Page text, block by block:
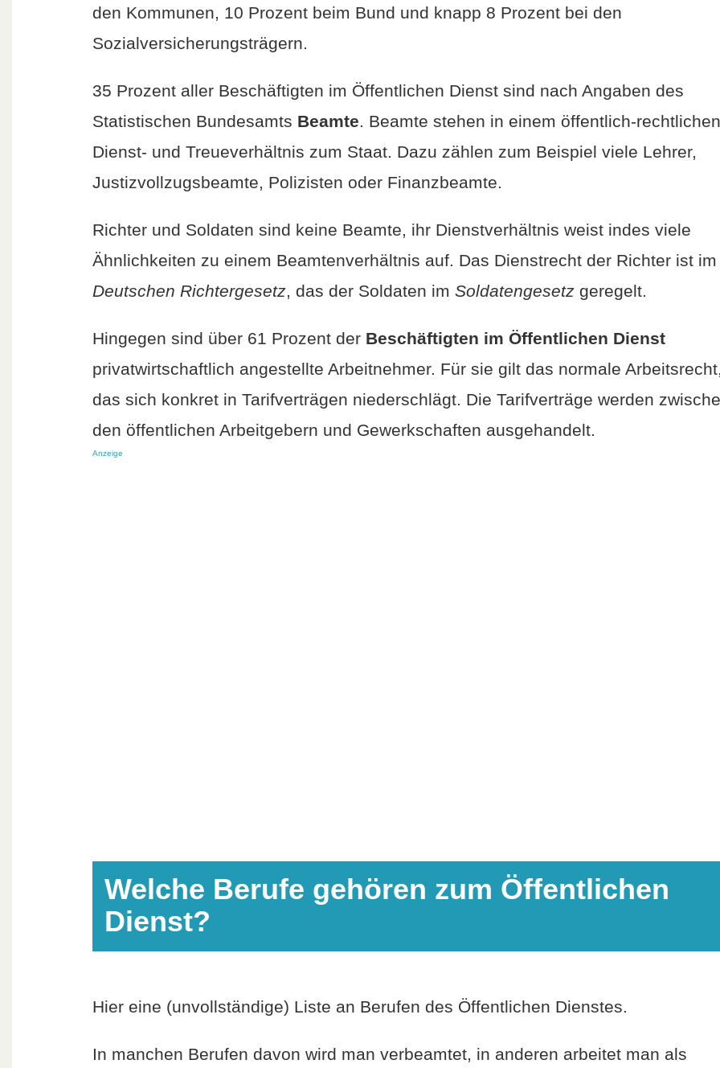
den Kommunen, 10 Prozent beim Bund und knapp 8 Prozent bei den
Sozialversicherungsträgern.
35 Prozent aller Beschäftigten im Öffentlichen Dienst sind nach Angaben des
Statistischen Bundesamts Beamte. Beamte stehen in einem öffentlich-rechtlichen
Dienst- und Treueverhältnis zum Staat. Dazu zählen zum Beispiel viele Lehrer,
Justizvollzugsbeamte, Polizisten oder Finanzbeamte.
Richter und Soldaten sind keine Beamte, ihr Dienstverhältnis weist indes viele
Ähnlichkeiten zu einem Beamtenverhältnis auf. Das Dienstrecht der Richter ist im
Deutschen Richtergesetz, das der Soldaten im Soldatengesetzgeregelt.
Hingegen sind über 61 Prozent der Beschäftigten im Öffentlichen Dienst
privatwirtschaftlich angestellte Arbeitnehmer. Für sie gilt das normale
das sich konkret in Tarifverträgen niederschlägt. Die Tarifverträge werden
den öffentlichen Arbeitgebern und Gewerkschaften ausgehandelt.
Anzeige
Welche Berufe gehören zum Öffentlichen
Dienst?
Hier eine (unvollständige) Liste an Berufen des Öffentlichen Dienstes.
In manchen Berufen davon wird man verbeamtet, in anderen arbeitet man als